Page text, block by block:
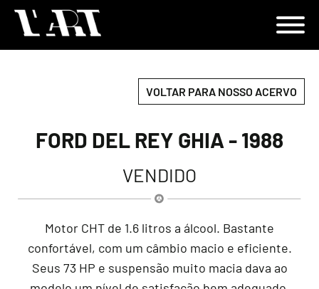
VOLTAR PARA NOSSO ACERVO
FORD DEL REY GHIA - 1988
VENDIDO
Motor CHT de 1.6 litros a álcool. Bastante
confortável, com um câmbio macio e eficiente.
Seus 73 HP e suspensão muito macia dava ao